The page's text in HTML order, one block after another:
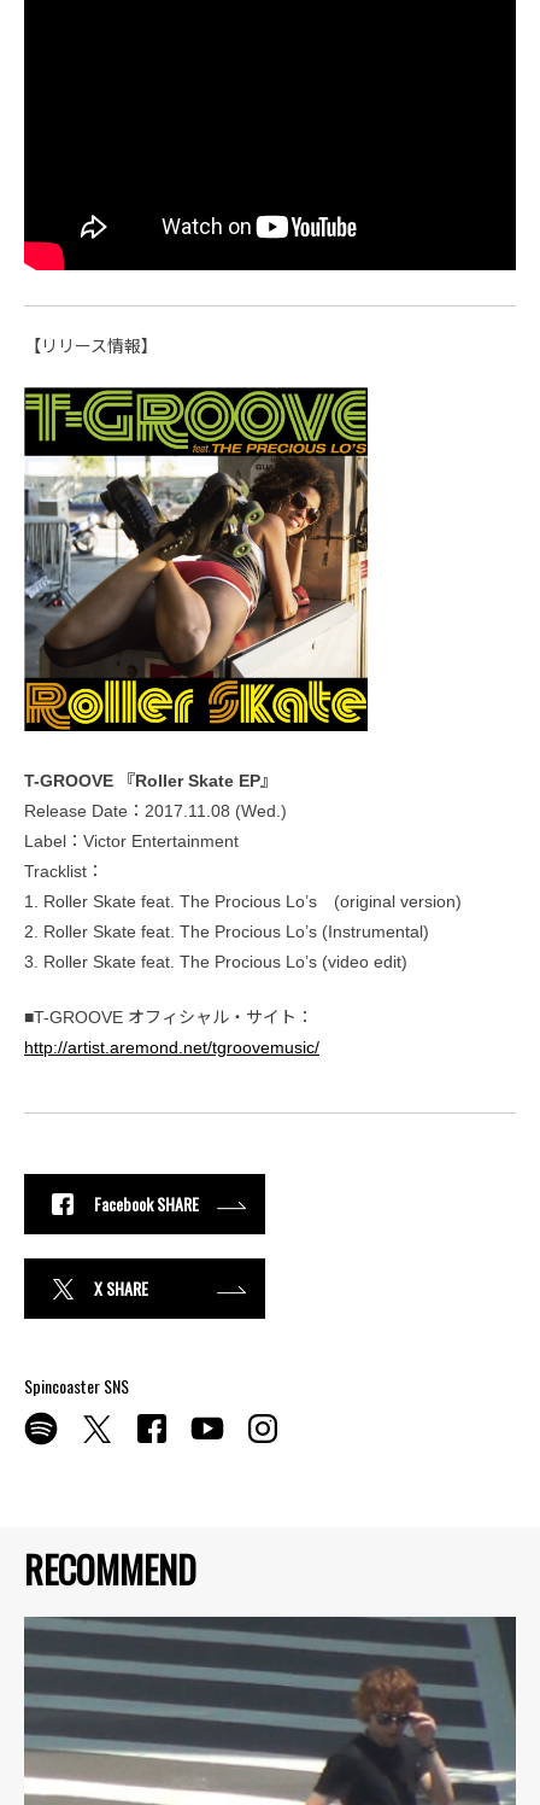
RECOMMEND
【リリース情報】
T-GROOVE 『Roller Skate EP』
Release Date：2017.11.08 (Wed.)
Label：Victor Entertainment
Tracklist：
1. Roller Skate feat. The Procious Lo’s (original version)
2. Roller Skate feat. The Procious Lo’s (Instrumental)
3. Roller Skate feat. The Procious Lo’s (video edit)
■T-GROOVE オフィシャル・サイト：
http://artist.aremond.net/tgroovemusic/
Facebook SHARE
X SHARE
Spincoaster SNS